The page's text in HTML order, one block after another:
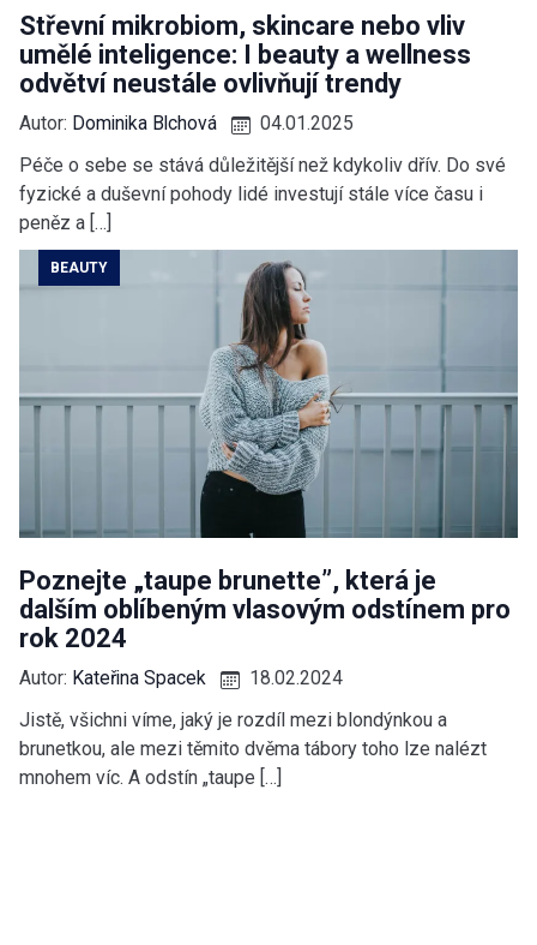
Střevní mikrobiom, skincare nebo vliv
umělé inteligence: I beauty a wellness
odvětví neustále ovlivňují trendy
Autor: Dominika Blchová
04.01.2025
Péče o sebe se stává důležitější než kdykoliv dřív. Do své
fyzické a duševní pohody lidé investují stále více času i
peněz a […]
BEAUTY
Poznejte „taupe brunette”, která je
dalším oblíbeným vlasovým odstínem pro
rok 2024
Autor: Kateřina Spacek
18.02.2024
Jistě, všichni víme, jaký je rozdíl mezi blondýnkou a
brunetkou, ale mezi těmito dvěma tábory toho lze nalézt
mnohem víc. A odstín „taupe […]